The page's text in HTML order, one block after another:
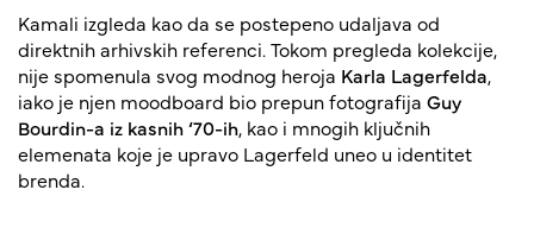
Kamali izgleda kao da se postepeno udaljava od
direktnih arhivskih referenci. Tokom pregleda kolekcije,
nije spomenula svog modnog heroja Karla Lagerfelda,
iako je njen moodboard bio prepun fotografija Guy
Bourdin-a iz kasnih ‘70-ih, kao i mnogih ključnih
elemenata koje je upravo Lagerfeld uneo u identitet
brenda.